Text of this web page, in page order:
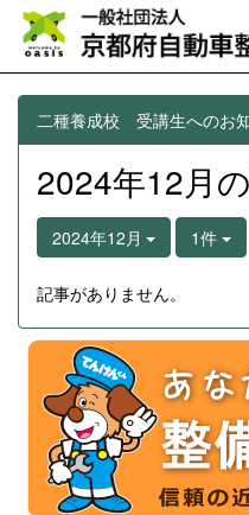
二種養成校 受講生へのお
2024年12月
2024年12月 1件
記事がありません。